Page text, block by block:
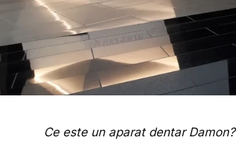
Ce este un aparat dentar Damon?